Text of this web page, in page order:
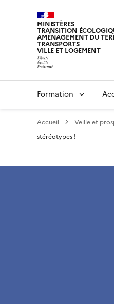
MINISTÈRES
TRANSITION
AMÉNAGEMENT DU
TRANSPORTS
VILLE ET LOGEMENT
Formation
Accueil Veille et
stéréotypes !